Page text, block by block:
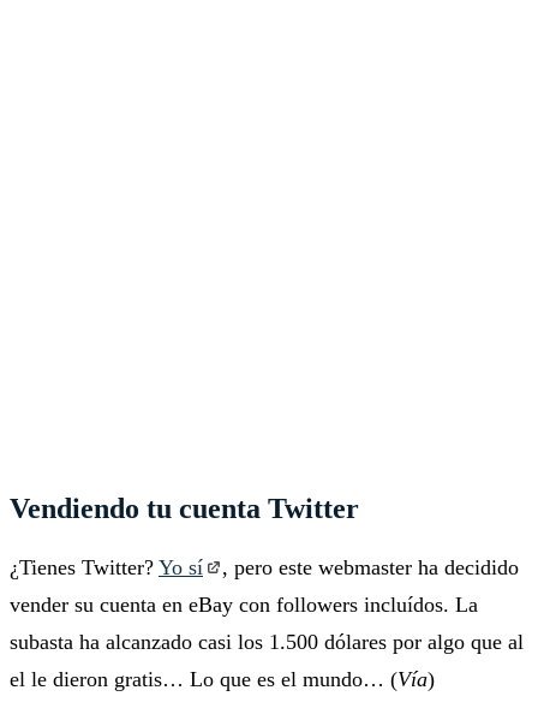
Vendiendo tu cuenta Twitter
¿Tienes Twitter? Yo sí
, pero este webmaster ha decidido
vender su cuenta en eBay con followers incluídos. La
subasta ha alcanzado casi los 1.500 dólares por algo que al
el le dieron gratis… Lo que es el mundo… (Vía)